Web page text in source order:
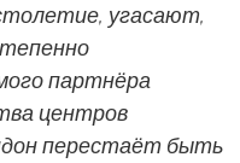
угасают,
партнёра
центров
перестаёт быть